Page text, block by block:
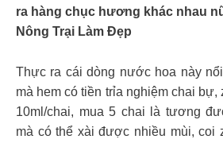
ra hàng chục hương khác nhau
Nông Trại Làm Đẹp
Thực ra cái dòng nước hoa này
mà hem có tiền trỉa nghiệm chai bự,
10ml/chai, mua 5 chai là tương
mà có thể xài được nhiều mùi, coi